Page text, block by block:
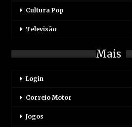
Cultura Pop
Televisão
Mais
Login
Correio Motor
Jogos